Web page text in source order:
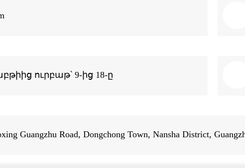
ուրբաթ՝ 9-ից 18-ը
Guangzhu Road, Dongchong Town, Nansha District,